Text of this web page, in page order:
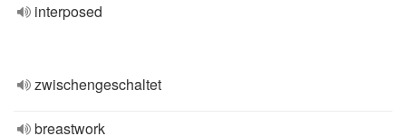
interposed
zwischengeschaltet
breastwork